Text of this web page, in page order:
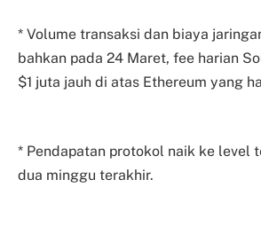
* Volume transaksi dan biaya
bahkan pada 24 Maret, fee harian
$1 juta jauh di atas Ethereum yang
* Pendapatan protokol naik ke level
dua minggu terakhir.